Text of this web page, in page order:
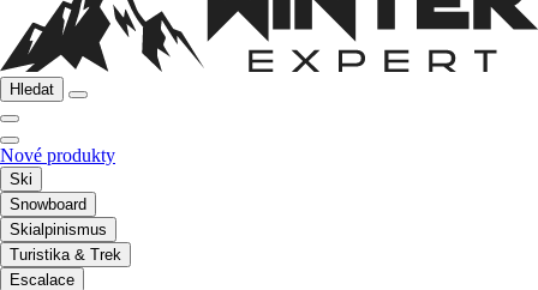
Hledat
Nové produkty
Ski
Snowboard
Skialpinismus
Turistika & Trek
Escalace